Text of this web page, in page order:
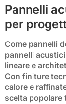
Pannelli
per
Come pannelli
pannelli
lineare e
Con finiture
calore e
scelta popolare